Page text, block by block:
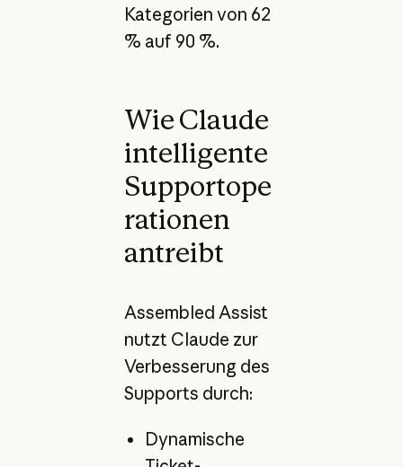
Kategorien von 62
% auf 90 %.
Wie Claude
intelligente
Supportope
rationen
antreibt
Assembled Assist
nutzt Claude zur
Verbesserung des
Supports durch:
Dynamische